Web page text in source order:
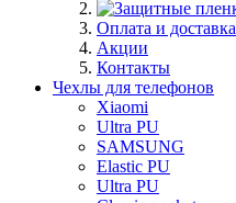
Оплата и доставка
Акции
Контакты
Чехлы для телефонов
Xiaomi
Ultra PU
SAMSUNG
Elastic PU
Ultra PU